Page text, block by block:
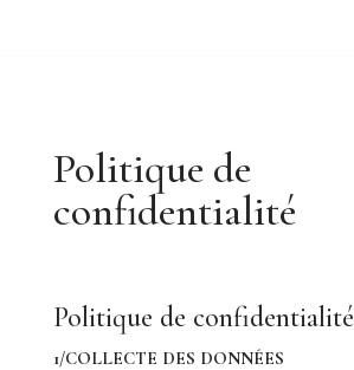
Politique de
confidentialité
Politique de confidentialité
1/COLLECTE DES DONNÉES